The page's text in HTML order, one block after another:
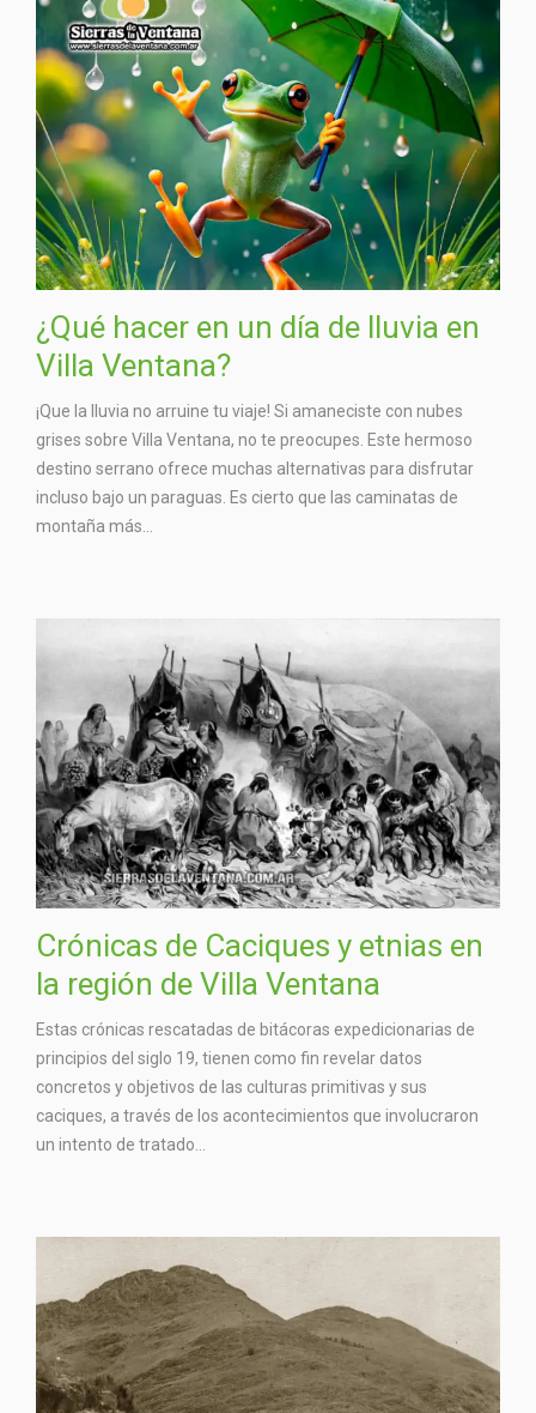
¿Qué hacer en un día de lluvia en
Villa Ventana?
¡Que la lluvia no arruine tu viaje! Si amaneciste con nubes
grises sobre Villa Ventana, no te preocupes. Este hermoso
destino serrano ofrece muchas alternativas para disfrutar
incluso bajo un paraguas. Es cierto que las caminatas de
montaña más...
Crónicas de Caciques y etnias en
la región de Villa Ventana
Estas crónicas rescatadas de bitácoras expedicionarias de
principios del siglo 19, tienen como fin revelar datos
concretos y objetivos de las culturas primitivas y sus
caciques, a través de los acontecimientos que involucraron
un intento de tratado...